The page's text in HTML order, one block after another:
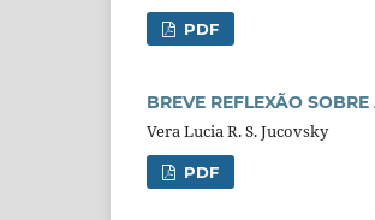
PDF
BREVE REFLEXÃO
Vera Lucia R. S. Jucovsky
PDF